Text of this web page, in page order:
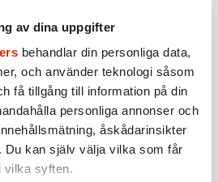
av dina uppgifter
behandlar din personliga data,
och använder teknologi såsom
få tillgång till information på din
personliga annonser och
åskådarinsikter
Du kan själv välja vilka som får
vilka syften.
AKTUELLT INTERVJU
om SD är grundmurad i
parti”
är svårt att förhålla sig till
som sägs i skuggorna, säger
Demirok till Fokus.
Sakine Madon
AKTUELLT INTERVJU
Hein de Haas: ”Visumtvång